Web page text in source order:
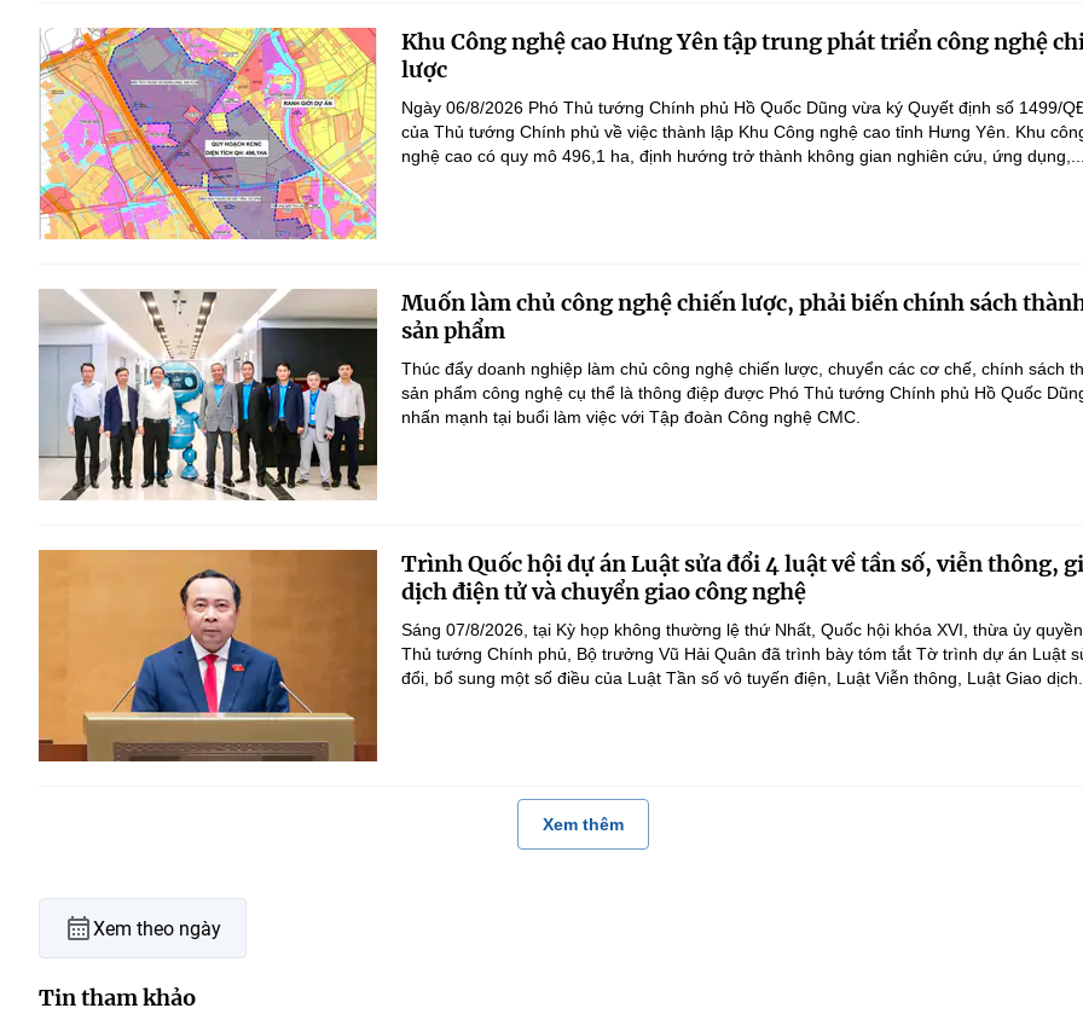
Khu Công nghệ cao Hưng Yên tập trung phát triển công nghệ
lược
Ngày 06/8/2026 Phó Thủ tướng Chính phủ Hồ Quốc Dũng vừa ký Quyết định số 1499/
của Thủ tướng Chính phủ về việc thành lập Khu Công nghệ cao tỉnh Hưng Yên. Khu
nghệ cao có quy mô 496,1 ha, định hướng trở thành không gian nghiên cứu, ứng
Muốn làm chủ công nghệ chiến lược, phải biến chính sách
sản phẩm
Thúc đẩy doanh nghiệp làm chủ công nghệ chiến lược, chuyển các cơ chế, chính sách
sản phẩm công nghệ cụ thể là thông điệp được Phó Thủ tướng Chính phủ Hồ Quốc
nhấn mạnh tại buổi làm việc với Tập đoàn Công nghệ CMC.
Trình Quốc hội dự án Luật sửa đổi 4 luật về tần số, viễn thông,
dịch điện tử và chuyển giao công nghệ
Sáng 07/8/2026, tại Kỳ họp không thường lệ thứ Nhất, Quốc hội khóa XVI, thừa ủy
Thủ tướng Chính phủ, Bộ trưởng Vũ Hải Quân đã trình bày tóm tắt Tờ trình dự án Luật
đổi, bổ sung một số điều của Luật Tần số vô tuyến điện, Luật Viễn thông, Luật Giao
Xem thêm
Xem theo ngày
Tin tham khảo